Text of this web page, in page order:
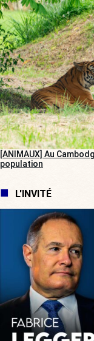
[ANIMAUX] Au
population
L'INVITÉ